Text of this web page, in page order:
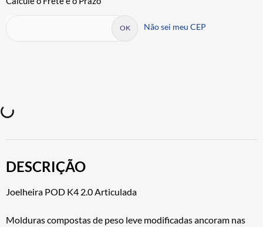
Não sei meu CEP
DESCRIÇÃO
Joelheira POD K4 2.0 Articulada
Molduras compostas de peso leve modificadas ancoram nas